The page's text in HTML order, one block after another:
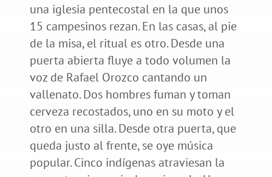
una iglesia pentecostal en la que unos
15 campesinos rezan. En las casas, al pie
de la misa, el ritual es otro. Desde una
puerta abierta fluye a todo volumen la
voz de Rafael Orozco cantando un
vallenato. Dos hombres fuman y toman
cerveza recostados, uno en su moto y el
otro en una silla. Desde otra puerta, que
queda justo al frente, se oye música
popular. Cinco indígenas atraviesan la